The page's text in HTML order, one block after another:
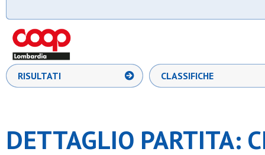
S.simpliciano
Sacro cuore milano
Victoria mmvii
RISULTATI CLASSIFICHE
DETTAGLIO PARTITA: